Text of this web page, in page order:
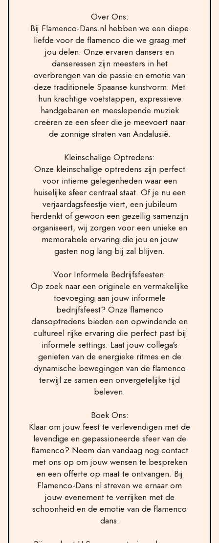
Over Ons:
Bij Flamenco-Dans.nl hebben we een diepe
liefde voor de flamenco die we graag met
jou delen. Onze ervaren dansers en
danseressen zijn meesters in het
overbrengen van de passie en emotie van
deze traditionele Spaanse kunstvorm. Met
hun krachtige voetstappen, expressieve
handgebaren en meeslepende muziek
creëren ze een sfeer die je meevoert naar
de zonnige straten van Andalusië.
Kleinschalige Optredens:
Onze kleinschalige optredens zijn perfect
voor intieme gelegenheden waar een
huiselijke sfeer centraal staat. Of je nu een
verjaardagsfeestje viert, een jubileum
herdenkt of gewoon een gezellig samenzijn
organiseert, wij zorgen voor een unieke en
memorabele ervaring die jou en jouw
gasten nog lang bij zal blijven.
Voor Informele Bedrijfsfeesten:
Op zoek naar een originele en vermakelijke
toevoeging aan jouw informele
bedrijfsfeest? Onze flamenco
dansoptredens bieden een opwindende en
cultureel rijke ervaring die perfect past bij
informele settings. Laat jouw collega's
genieten van de energieke ritmes en de
dynamische bewegingen van de flamenco
terwijl ze samen een onvergetelijke tijd
beleven.
Boek Ons:
Klaar om jouw feest te verlevendigen met de
levendige en gepassioneerde sfeer van de
flamenco? Neem dan vandaag nog contact
met ons op om jouw wensen te bespreken
en een offerte op maat te ontvangen. Bij
Flamenco-Dans.nl streven we ernaar om
jouw evenement te verrijken met de
schoonheid en de emotie van de flamenco
dans.